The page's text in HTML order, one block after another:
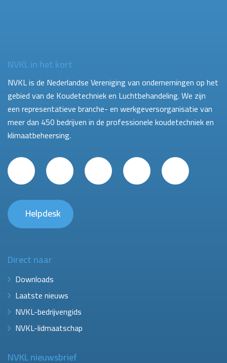
NVKL in het kort
NVKL is de Nederlandse Vereniging van ondernemingen op het
gebied van de Koudetechniek en Luchtbehandeling. We zijn
een representatieve branche- en werkgeversorganisatie van
meer dan 450 bedrijven in de professionele koudetechniek en
klimaatbeheersing.
Helpdesk
Direct naar
Downloads
Laatste nieuws
NVKL-bedrijvengids
NVKL-lidmaatschap
NVKL nieuwsbrief